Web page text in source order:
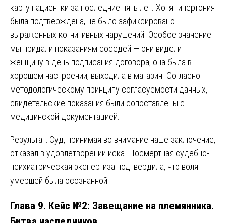
карту пациентки за последние пять лет. Хотя гипертония
была подтверждена, не было зафиксировано
выраженных когнитивных нарушений. Особое значение
мы придали показаниям соседей — они видели
женщину в день подписания договора, она была в
хорошем настроении, выходила в магазин. Согласно
методологическому принципу согласуемости данных,
свидетельские показания были сопоставлены с
медицинской документацией.
Результат: Суд, принимая во внимание наше заключение,
отказал в удовлетворении иска. Посмертная судебно-
психиатрическая экспертиза подтвердила, что воля
умершей была осознанной.
Глава 9. Кейс №2: Завещание на племянника.